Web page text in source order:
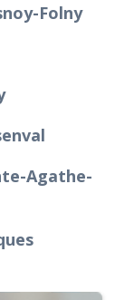
Folny
Agathe-